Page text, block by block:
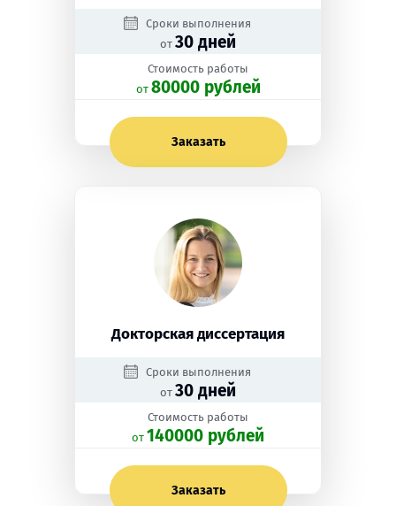
Сроки выполнения
от 30 дней
Стоимость работы
oт 80000 рублей
Заказать
Докторская диссертация
Сроки выполнения
от 30 дней
Стоимость работы
oт 140000 рублей
Заказать